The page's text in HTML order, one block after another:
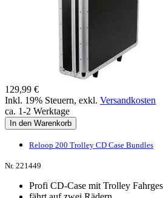
129,99 €
Inkl. 19% Steuern, exkl. Versandkosten
ca. 1-2 Werktage
In den Warenkorb
Reloop 200 Trolley CD Case Bundles
Nr. 221449
Profi CD-Case mit Trolley